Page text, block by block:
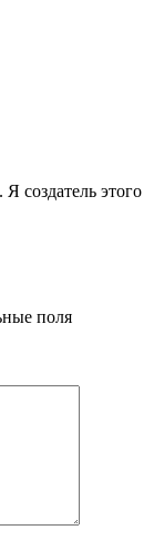
создатель этого
поля